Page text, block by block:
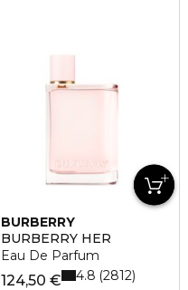
BURBERRY
BURBERRY HER
Eau De Parfum
124,50 € 4.8 2812